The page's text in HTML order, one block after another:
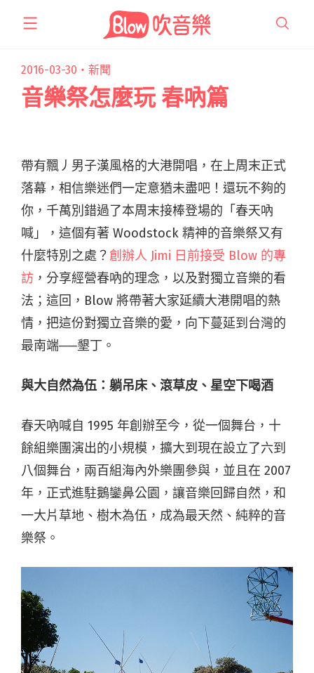
2016-03-30・ 新聞
音樂祭怎麼玩 春吶篇
帶有飄丿男子漢風格的大港開唱，在上周末正式
落幕，相信樂迷們一定意猶未盡吧！還玩不夠的
你，千萬別錯過了本周末接棒登場的「春天吶
喊」，這個有著 Woodstock 精神的音樂祭又有
什麼特別之處？ 創辦人 Jimi 日前接受 Blow 的專
訪 ，分享經營春吶的理念，以及對獨立音樂的看
法；這回，Blow 將帶著大家延續大港開唱的熱
情，把這份對獨立音樂的愛，向下蔓延到台灣的
最南端──墾丁。
與大自然為伍：躺吊床、滾草皮、星空下喝酒
春天吶喊自 1995 年創辦至今，從一個舞台，十
餘組樂團演出的小規模，擴大到現在設立了六到
八個舞台，兩百組海內外樂團參與，並且在 2007
年，正式進駐鵝鑾鼻公園，讓音樂回歸自然，和
一大片草地、樹木為伍，成為最天然、純粹的音
樂祭。